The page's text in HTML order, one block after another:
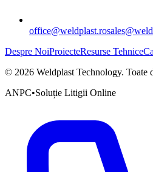
office@weldplast.ro
Despre NoiProiecteResurse Tehnice
© 2026 Weldplast Technology. Toate
ANPC•Soluție Litigii Online